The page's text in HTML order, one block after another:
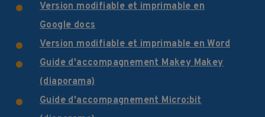
Version modifiable et imprimable en
Google docs
Version modifiable et imprimable en Word
Guide d'accompagnement Makey Makey
(diaporama)
Guide d'accompagnement Micro:bit